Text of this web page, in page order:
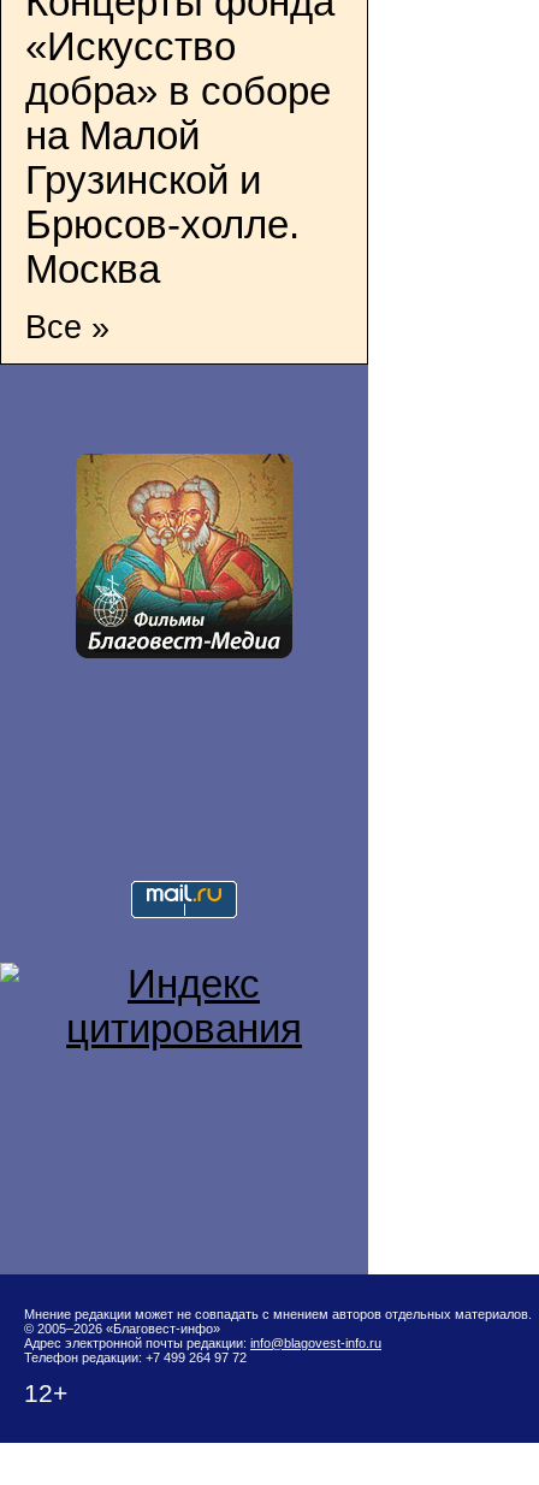
«Искусство
добра» в соборе
на Малой
Грузинской и
Брюсов-холле.
Москва
Все »
Мнение редакции может не совпадать с мнением авторов отдельных материалов.
© 2005–2026 «Благовест-инфо»
Адрес электронной почты редакции: info@blagovest-info.ru
Телефон редакции: +7 499 264 97 72
12+